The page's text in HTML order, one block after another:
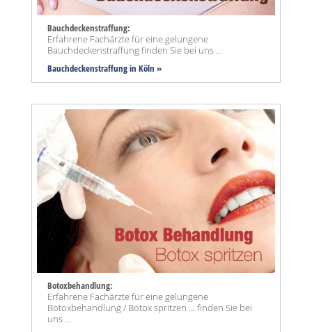
Bauchdeckenstraffung:
Erfahrene Fachärzte für eine gelungene
Bauchdeckenstraffung finden Sie bei uns ...
Bauchdeckenstraffungin Köln »
Botoxbehandlung:
Erfahrene Fachärzte für eine gelungene
Botoxbehandlung / Botox spritzen ... finden Sie bei
uns ...